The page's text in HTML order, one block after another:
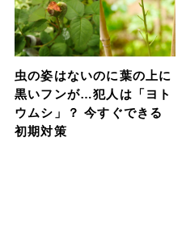
虫の姿はないのに葉の上に
黒いフンが…犯人は「ヨト
ウムシ」？ 今すぐできる
初期対策